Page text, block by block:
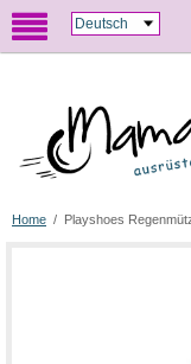
Home / Playshoes